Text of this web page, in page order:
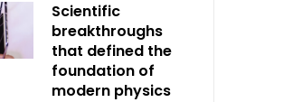
Scientific
breakthroughs
that defined the
foundation of
modern physics